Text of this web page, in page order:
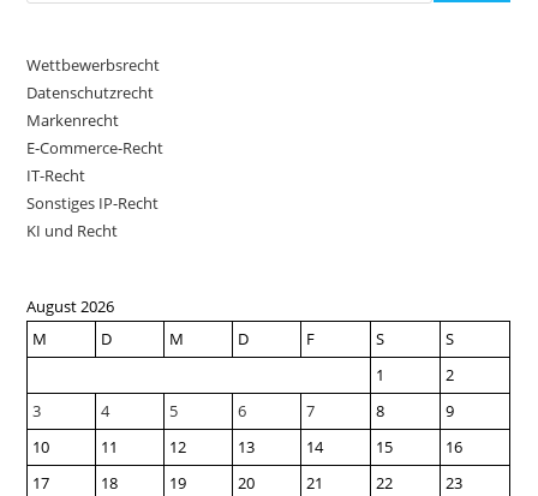
Wettbewerbsrecht
Datenschutzrecht
Markenrecht
E-Commerce-Recht
IT-Recht
Sonstiges IP-Recht
KI und Recht
August 2026
M
D M D F S
S
1
2
3
4 5 6 7 8
9
10
11 12 13 14 15
16
17
18 19 20 21 22
23